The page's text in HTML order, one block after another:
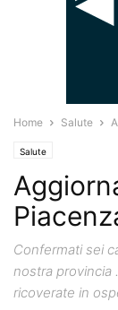
Home Salute
Salute
Confermati sei
nostra provincia
ricoverate in